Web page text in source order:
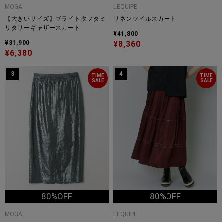
MOGA
【大きいサイズ】ブライトタフタミ
リタリーギャザースカート
¥31,900
¥6,380
L'EQUIPE
リネンツイルスカート
¥41,800
¥8,360
TIME
SALE
3
80%OFF
MOGA
TIME
SALE
4
80%OFF
L'EQUIPE